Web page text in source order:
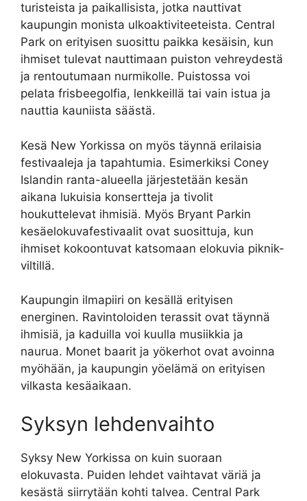
turisteista ja paikallisista, jotka nauttivat
kaupungin monista ulkoaktiviteeteista. Central
Park on erityisen suosittu paikka kesäisin, kun
ihmiset tulevat nauttimaan puiston vehreydestä
ja rentoutumaan nurmikolle. Puistossa voi
pelata frisbeegolfia, lenkkeillä tai vain istua ja
nauttia kauniista säästä.
Kesä New Yorkissa on myös täynnä erilaisia
festivaaleja ja tapahtumia. Esimerkiksi Coney
Islandin ranta-alueella järjestetään kesän
aikana lukuisia konsertteja ja tivolit
houkuttelevat ihmisiä. Myös Bryant Parkin
kesäelokuvafestivaalit ovat suosittuja, kun
ihmiset kokoontuvat katsomaan elokuvia piknik-
viltillä.
Kaupungin ilmapiiri on kesällä erityisen
energinen. Ravintoloiden terassit ovat täynnä
ihmisiä, ja kaduilla voi kuulla musiikkia ja
naurua. Monet baarit ja yökerhot ovat avoinna
myöhään, ja kaupungin yöelämä on erityisen
vilkasta kesäaikaan.
Syksyn lehdenvaihto
Syksy New Yorkissa on kuin suoraan
elokuvasta. Puiden lehdet vaihtavat väriä ja
kesästä siirrytään kohti talvea. Central Park